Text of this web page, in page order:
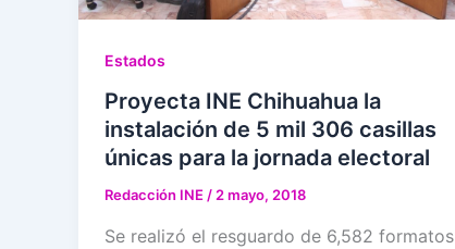
Estados
Proyecta INE Chihuahua la
instalación de 5 mil 306 casillas
únicas para la jornada electoral
Redacción INE/2 mayo, 2018
Se realizó el resguardo de 6,582 formatos